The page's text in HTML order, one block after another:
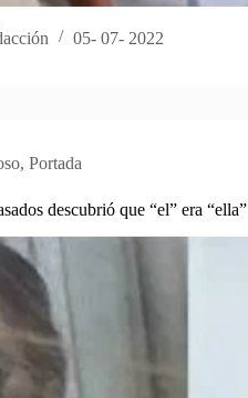
05- 07- 2022
, Portada
descubrió que “el” era “ella”